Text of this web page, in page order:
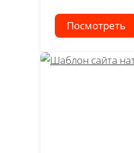
Посмотреть